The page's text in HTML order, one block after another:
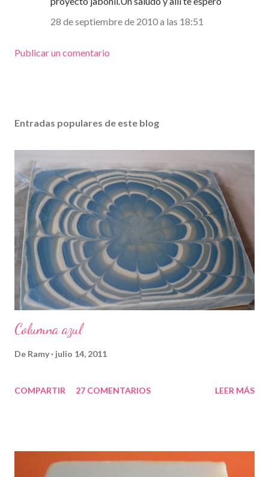
28 de septiembre de 2010 a las 18:51
Publicar un comentario
Entradas populares de este blog
Columna azul
De Ramy julio 14, 2011
COMPARTIR 27 COMENTARIOS LEER MÁS